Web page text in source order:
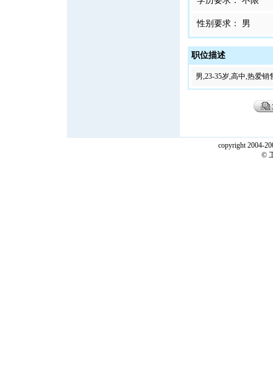
性别要求： 男
职位描述
男,23-35岁,高中,热爱
copyright 2004-
©